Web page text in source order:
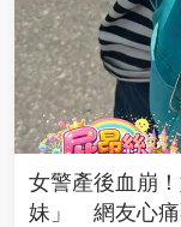
女警產後血崩
妹」 網友心痛